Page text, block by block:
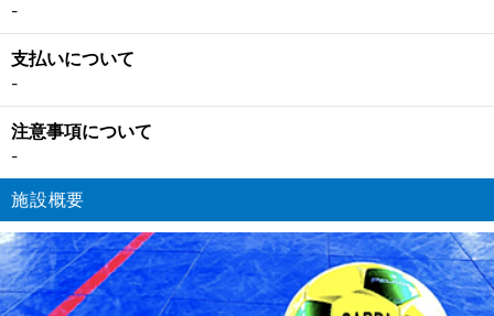
-
支払いについて
-
注意事項について
-
施設概要